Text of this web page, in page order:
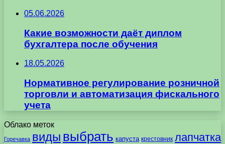
05.06.2026
Какие возможности даёт диплом
бухгалтера после обучения
18.05.2026
Нормативное регулирование розничной
торговли и автоматизация фискального
учета
Облако меток
Горечавка виды выбрать капуста крестовник лапчатка